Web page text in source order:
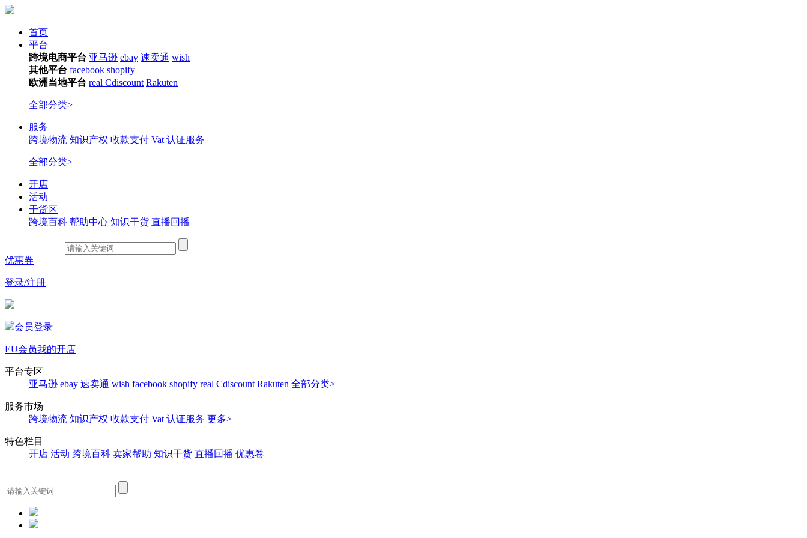
首页
平台
跨境电商平台 亚马逊 ebay 速卖通 wish
其他平台 facebook shopify
欧洲当地平台 real Cdiscount Rakuten
全部分类>
服务
跨境物流 知识产权 收款支付 Vat 认证服务
全部分类>
开店
活动
干货区
跨境百科 帮助中心 知识干货 直播回播
优惠券
登录/注册
会员登录
EU会员我的开店
平台专区
亚马逊 ebay 速卖通 wish facebook shopify real Cdiscount Rakuten 全部分类>
服务市场
跨境物流 知识产权 收款支付 Vat 认证服务 更多>
特色栏目
开店 活动 跨境百科 卖家帮助 知识干货 直播回播 优惠卷